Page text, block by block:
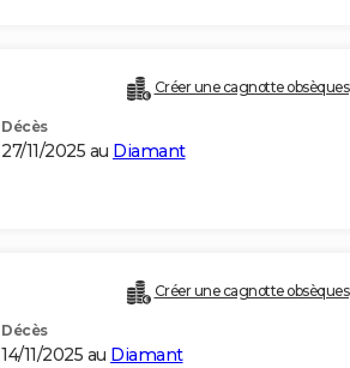
Créer une cagnotte obsèques
Décès
27/11/2025 au Diamant
Créer une cagnotte obsèques
Décès
14/11/2025 au Diamant